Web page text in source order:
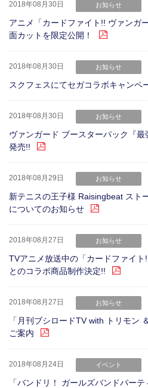
2018年08月30日 お知らせ
アニメ「カードファイト!! ヴァンガ
面カットを限定公開！
2018年08月30日 お知らせ
スクフェスにてセガコラボキャンペ
2018年08月30日 お知らせ
ヴァンガード ブースターパック『
発売!!
2018年08月29日 お知らせ
新テニスの王子様 Raisingbeat スト
についてのお知らせ
2018年08月27日 お知らせ
TVアニメ放送中の「カードファイ
とのコラボ商品制作決定!!
2018年08月27日 お知らせ
「月刊ブシロードTV with トリモン
ご案内
2018年08月24日 イベント
「バンドリ！ ガールズバンドパー